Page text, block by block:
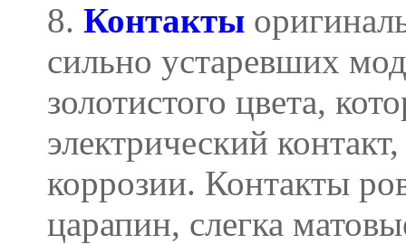
8. Контакты
сильно устаревших
золотистого цвета,
электрический
коррозии. Контакты
царапин, слегка